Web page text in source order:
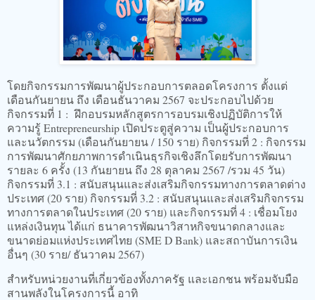
โดยกิจกรรมการพัฒนาผู้ประกอบการตลอดโครงการ ตั้งแต่
เดือนกันยายน ถึง เดือนธันวาคม 2567 จะประกอบไปด้วย
กิจกรรมที่ 1 : ฝึกอบรมหลักสูตรการอบรมเชิงปฏิบัติการให้
ความรู้ Entrepreneurship เปิดประตูสู่ความ เป็นผู้ประกอบการ
และนวัตกรรม (เดือนกันยายน / 150 ราย) กิจกรรมที่ 2 : กิจกรรม
การพัฒนาศักยภาพการดำเนินธุรกิจเชิงลึกโดยรับการพัฒนา
รายละ 6 ครั้ง (13 กันยายน ถึง 28 ตุลาคม 2567 /รวม 45 วัน)
กิจกรรมที่ 3.1 : สนับสนุนและส่งเสริมกิจกรรมทางการตลาดต่าง
ประเทศ (20 ราย) กิจกรรมที่ 3.2 : สนับสนุนและส่งเสริมกิจกรรม
ทางการตลาดในประเทศ (20 ราย) และกิจกรรมที่ 4 : เชื่อมโยง
แหล่งเงินทุน ได้แก่ ธนาคารพัฒนาวิสาหกิจขนาดกลางและ
ขนาดย่อมแห่งประเทศไทย (SME D Bank) และสถาบันการเงิน
อื่นๆ (30 ราย/ ธันวาคม 2567)
สำหรับหน่วยงานที่เกี่ยวข้องทั้งภาครัฐ และเอกชน พร้อมจับมือ
สานพลังในโครงการนี้ อาทิ